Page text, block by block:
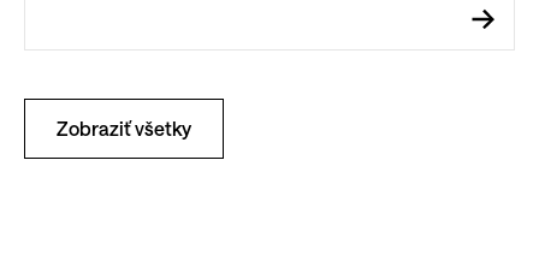
Zobraziť všetky